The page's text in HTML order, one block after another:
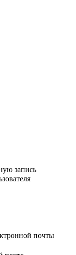
запись
почты